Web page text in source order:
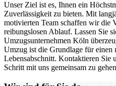
Unser Ziel ist es, Ihnen ein
Zuverlässigkeit zu bieten. Mit
motivierten Team schaffen wir die
reibungslosen Ablauf. Lassen Sie
Umzugsunternehmen Köln
Umzug ist die Grundlage für einen
Lebensabschnitt. Kontaktieren Sie
Schritt mit uns gemeinsam zu